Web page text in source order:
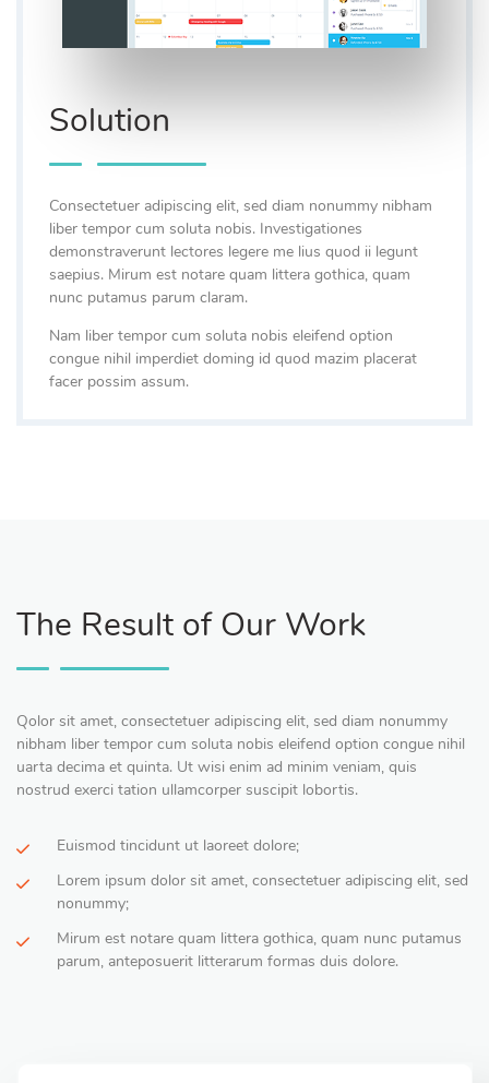
Solution
Consectetuer adipiscing elit, sed diam nonummy nibham
liber tempor cum soluta nobis. Investigationes
demonstraverunt lectores legere me lius quod ii legunt
saepius. Mirum est notare quam littera gothica, quam
nunc putamus parum claram.
Nam liber tempor cum soluta nobis eleifend option
congue nihil imperdiet doming id quod mazim placerat
facer possim assum.
The Result of Our Work
Qolor sit amet, consectetuer adipiscing elit, sed diam nonummy
nibham liber tempor cum soluta nobis eleifend option congue nihil
uarta decima et quinta. Ut wisi enim ad minim veniam, quis
nostrud exerci tation ullamcorper suscipit lobortis.
Euismod tincidunt ut laoreet dolore;
Lorem ipsum dolor sit amet, consectetuer adipiscing elit, sed
nonummy;
Mirum est notare quam littera gothica, quam nunc putamus
parum, anteposuerit litterarum formas duis dolore.